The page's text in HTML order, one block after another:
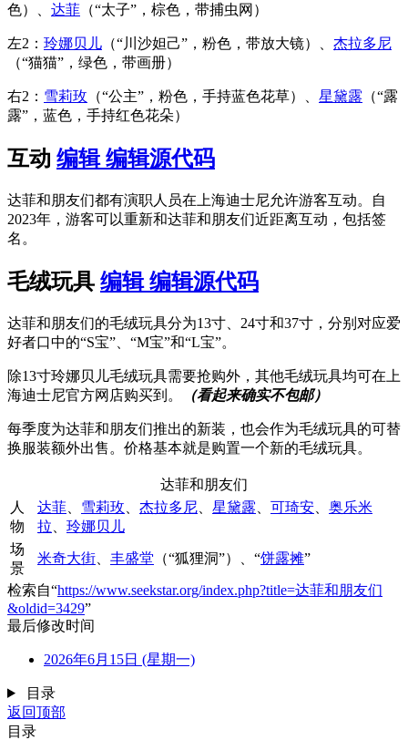
色）、 达菲 （“太子”，棕色，带捕虫网）
左2： 玲娜贝儿 （“川沙妲己”，粉色，带放大镜）、 杰拉多尼
（“猫猫”，绿色，带画册）
右2： 雪莉玫 （“公主”，粉色，手持蓝色花草）、 星黛露 （“露
露”，蓝色，手持红色花朵）
互动 编辑 编辑源代码
达菲和朋友们都有演职人员在上海迪士尼允许游客互动。自
2023年，游客可以重新和达菲和朋友们近距离互动，包括签
名。
毛绒玩具 编辑 编辑源代码
达菲和朋友们的毛绒玩具分为13寸、24寸和37寸，分别对应爱
好者口中的“S宝”、“M宝”和“L宝”。
除13寸玲娜贝儿毛绒玩具需要抢购外，其他毛绒玩具均可在上
海迪士尼官方网店购买到。
（看起来确实不包邮）
每季度为达菲和朋友们推出的新装，也会作为毛绒玩具的可替
换服装额外出售。价格基本就是购置一个新的毛绒玩具。
达菲和朋友们
人
物
达菲 雪莉玫 杰拉多尼 星黛露 可琦安
奥乐米
拉
玲娜贝儿
场
景
米奇大街 丰盛堂 （“狐狸洞”）、“饼露摊”
检索自“https://www.seekstar.org/index.php?title=达菲和朋友们
&oldid=3429”
最后修改时间
2026年6月15日 (星期一)
目录
返回顶部
目录